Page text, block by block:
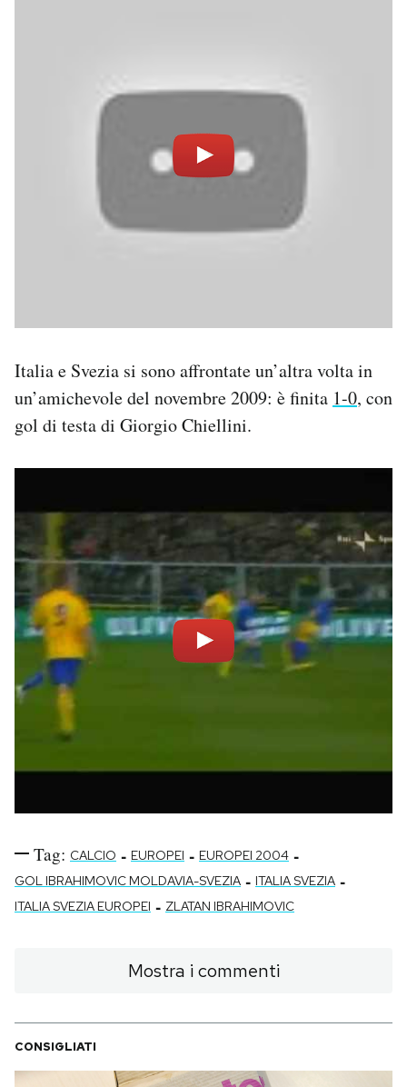
Italia e Svezia si sono affrontate un’altra volta in
un’amichevole del novembre 2009: è finita 1-0, con
gol di testa di Giorgio Chiellini.
Tag: CALCIO - EUROPEI - EUROPEI 2004 -
GOL IBRAHIMOVIC MOLDAVIA-SVEZIA - ITALIA SVEZIA -
ITALIA SVEZIA EUROPEI - ZLATAN IBRAHIMOVIC
Mostra i commenti
CONSIGLIATI